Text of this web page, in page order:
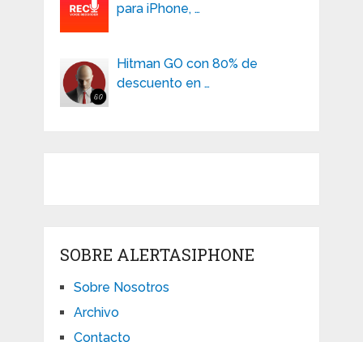
para iPhone, …
Hitman GO con 80% de
descuento en …
SOBRE ALERTASIPHONE
Sobre Nosotros
Archivo
Contacto